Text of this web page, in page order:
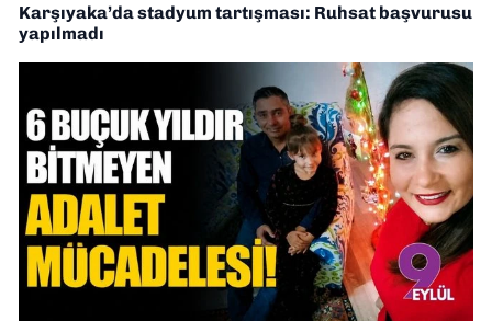
Karşıyaka’da stadyum tartışması: Ruhsat başvurusu
yapılmadı